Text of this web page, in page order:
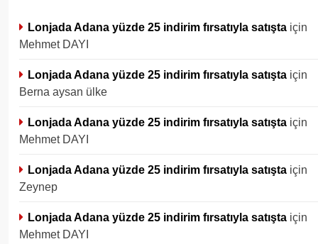
Lonjada Adana yüzde 25 indirim fırsatıyla satışta için
Mehmet DAYI
Lonjada Adana yüzde 25 indirim fırsatıyla satışta için
Berna aysan ülke
Lonjada Adana yüzde 25 indirim fırsatıyla satışta için
Mehmet DAYI
Lonjada Adana yüzde 25 indirim fırsatıyla satışta için
Zeynep
Lonjada Adana yüzde 25 indirim fırsatıyla satışta için
Mehmet DAYI